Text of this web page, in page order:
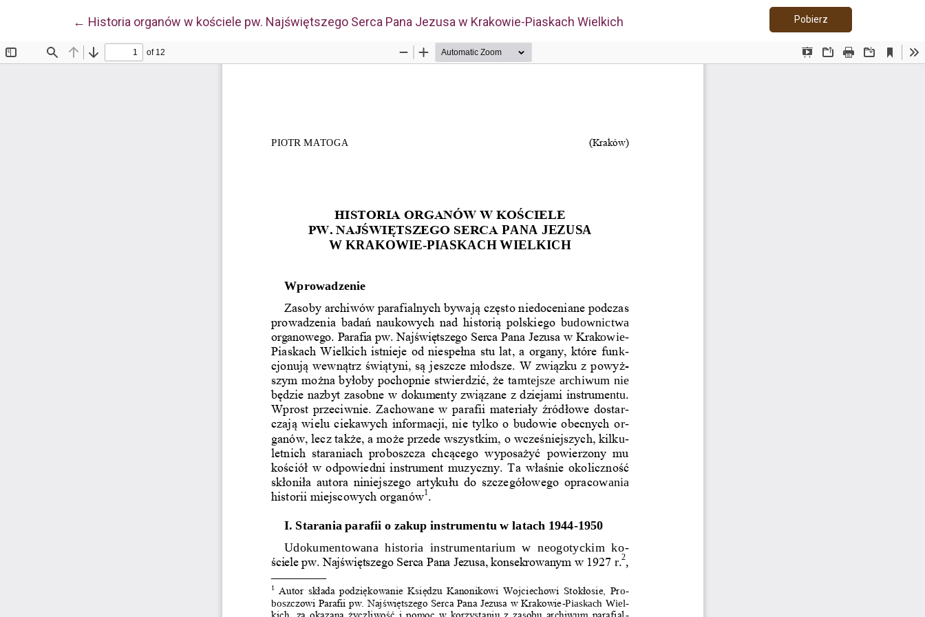
← Wróć do szczegółów artykułu
Historia organów w kościele pw. Najświętszego Serca Pana Jezusa w Krakowie-Piaskach Wielkich PobierzPobierz PDF